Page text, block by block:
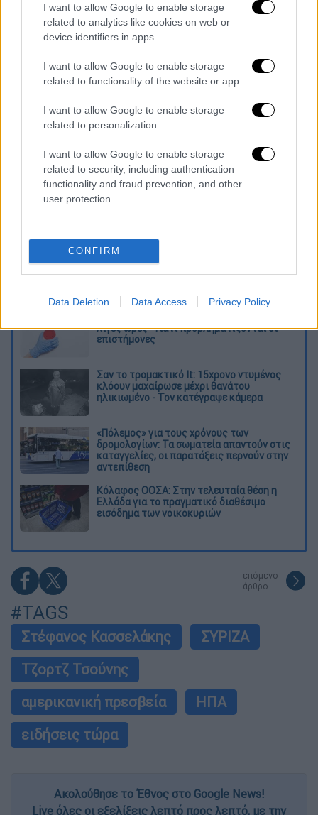
I want to allow Google to enable storage
related to analytics like cookies on web or
device identifiers in apps.
I want to allow Google to enable storage
related to functionality of the website or app.
I want to allow Google to enable storage
related to personalization.
I want to allow Google to enable storage
related to security, including authentication
functionality and fraud prevention, and other
user protection.
CONFIRM
Data Deletion Data Access Privacy Policy
για άμεση κατάπαυση πυρός στη Γάζα.
Τα σχολιά σας δημοσιεύονται άμεσα με δική σας ευθύνη. Το
ΕΘΝΟΣ θα παρεμβαίνει και τα προσβλητικά σχόλια θα
καταχώρηση
λίγες ώρες - Γιατί προβληματίζονται οι
επιστήμονες
Σαν το τρομακτικό It: 15χρονο ντυμένος
κλόουν μαχαίρωσε μέχρι θανάτου
ηλικιωμένο - Τον κατέγραψε κάμερα
«Πόλεμος» για τους χρόνους των
δρομολογίων: Τα σωματεία απαντούν στις
καταγγελίες, οι παρατάξεις περνούν στην
αντεπίθεση
Κόλαφος ΟΟΣΑ: Στην τελευταία θέση η
Ελλάδα για το πραγματικό διαθέσιμο
εισόδημα των νοικοκυριών
επόμενο
άρθρο
#TAGS
Στέφανος Κασσελάκης
ΣΥΡΙΖΑ
Τζορτζ Τσούνης
αμερικανική πρεσβεία
ΗΠΑ
ειδήσεις τώρα
Ακολούθησε το Έθνος στο Google News!
Live όλες οι εξελίξεις λεπτό προς λεπτό, με την